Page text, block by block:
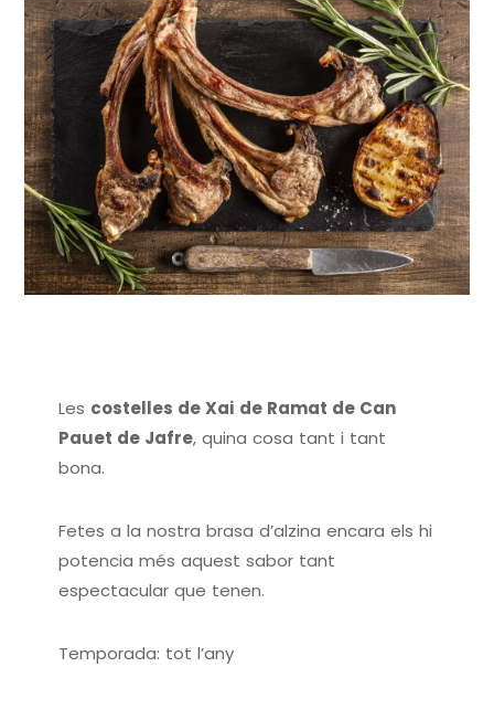
Les costelles de Xai de Ramat de Can
Pauet de Jafre, quina cosa tant i tant
bona.
Fetes a la nostra brasa d’alzina encara els hi
potencia més aquest sabor tant
espectacular que tenen.
Temporada: tot l’any